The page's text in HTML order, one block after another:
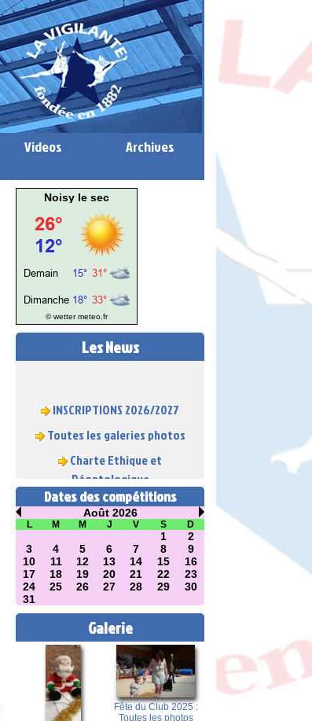
Videos Archives
Noisy le sec
© wetter meteo.fr
Les News
Déontologique
Dates des compétitions
Août 2026
L M M J V S D
1
2
3
4 5 6 7 8
9
10
11 12 13 14 15
16
17
18 19 20 21 22
23
24
25 26 27 28 29
30
31
Galerie
Fête du Club 2025 :
Toutes les photos